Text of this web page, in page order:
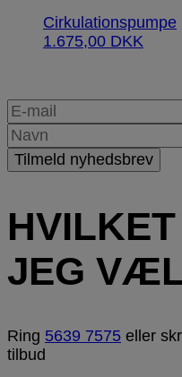
Cirkulationspumpe
1.675,00 DKK
JEG
Ring 5639 7575 eller
tilbud